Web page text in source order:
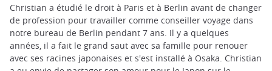
Christian a étudié le droit à Paris et à Berlin avant de changer
de profession pour travailler comme conseiller voyage dans
notre bureau de Berlin pendant 7 ans. Il y a quelques
années, il a fait le grand saut avec sa famille pour renouer
avec ses racines japonaises et s'est installé à Osaka. Christian
Add
mask
focusable
element
for